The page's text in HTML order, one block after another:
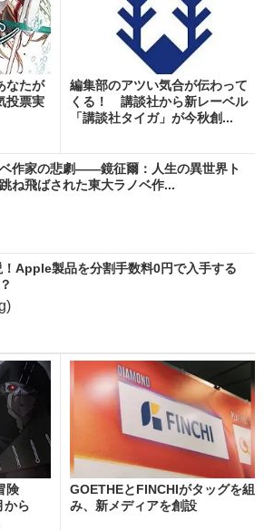
なたが
投票実
編集部のアツい気合が伝わって
くる！ 講談社から新レーベル
「講談社タイガ」が今秋創...
作家の悲劇――鏡征爾：人生の異世界ト
ね飛ばされた東大ラノベ作...
！Apple製品を分割手数料0円で入手する
険
から
GOETHEとFINCHIがタッグを組
み、新メディアを創設